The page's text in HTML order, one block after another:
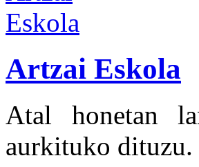
Artzai Eskola
Atal honetan
aurkituko dituzu.